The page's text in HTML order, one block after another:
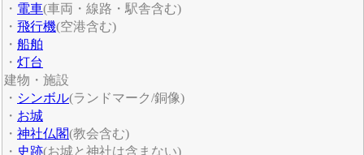
・ 電車(車両・線路・駅舎含む)
・ 飛行機(空港含む)
・ 船舶
・ 灯台
建物・施設
・ シンボル(ランドマーク/銅像)
・ お城
・ 神社仏閣(教会含む)
・ 史跡(お城と神社は含まない)